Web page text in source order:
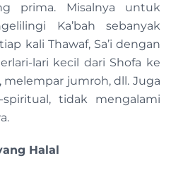
prima. Misalnya untuk
Ka’bah sebanyak
kali Thawaf, Sa’i dengan
lari kecil dari Shofa ke
melempar jumroh, dll. Juga
tidak mengalami
Halal